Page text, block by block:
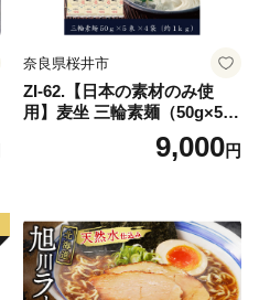
奈良県桜井市
ZI-62.【日本の素材のみ使
用】麦坐 三輪素麺（50g×5束
9,000円